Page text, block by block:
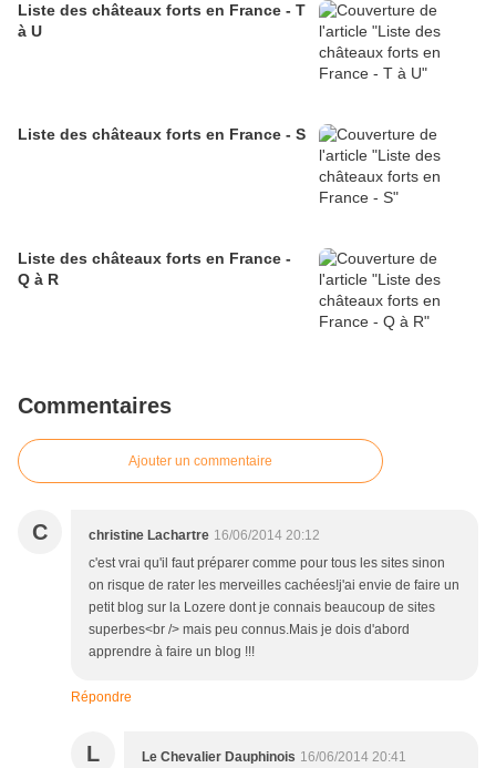
Liste des châteaux forts en France - T
à U
Liste des châteaux forts en France - S
Liste des châteaux forts en France -
Q à R
Commentaires
Ajouter un commentaire
C christine Lachartre 16/06/2014 20:12
c'est vrai qu'il faut préparer comme pour tous les sites sinon
on risque de rater les merveilles cachées!j'ai envie de faire un
petit blog sur la Lozere dont je connais beaucoup de sites
superbes<br /> mais peu connus.Mais je dois d'abord
apprendre à faire un blog !!!
Répondre
L Le Chevalier Dauphinois 16/06/2014 20:41